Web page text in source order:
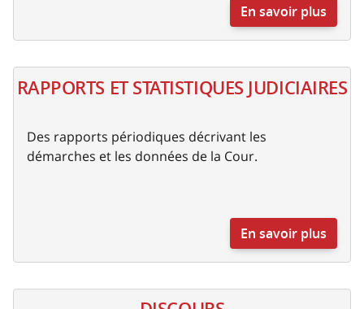
En savoir plus
RAPPORTS ET STATISTIQUES JUDICIAIRES
Des rapports périodiques décrivant les
démarches et les données de la Cour.
En savoir plus